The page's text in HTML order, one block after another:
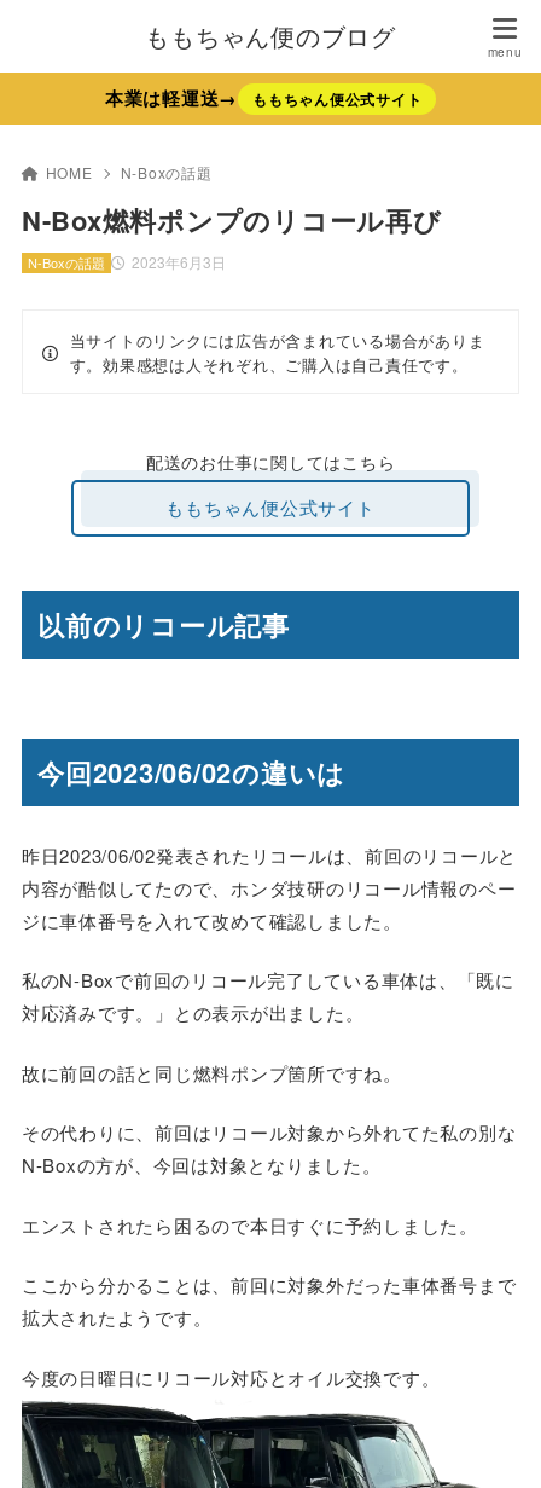
ももちゃん便のブログ
本業は軽運送→ ももちゃん便公式サイト
HOME N-Boxの話題
N-Box燃料ポンプのリコール再び
2023年6月3日
N-Boxの話題
当サイトのリンクには広告が含まれている場合がありま
す。効果感想は人それぞれ、ご購入は自己責任です。
配送のお仕事に関してはこちら
ももちゃん便公式サイト
以前のリコール記事
今回2023/06/02の違いは
昨日2023/06/02発表されたリコールは、前回のリコールと
内容が酷似してたので、ホンダ技研のリコール情報のペー
ジに車体番号を入れて改めて確認しました。
私のN-Boxで前回のリコール完了している車体は、「既に
対応済みです。」との表示が出ました。
故に前回の話と同じ燃料ポンプ箇所ですね。
その代わりに、前回はリコール対象から外れてた私の別な
N-Boxの方が、今回は対象となりました。
エンストされたら困るので本日すぐに予約しました。
ここから分かることは、前回に対象外だった車体番号まで
拡大されたようです。
今度の日曜日にリコール対応とオイル交換です。